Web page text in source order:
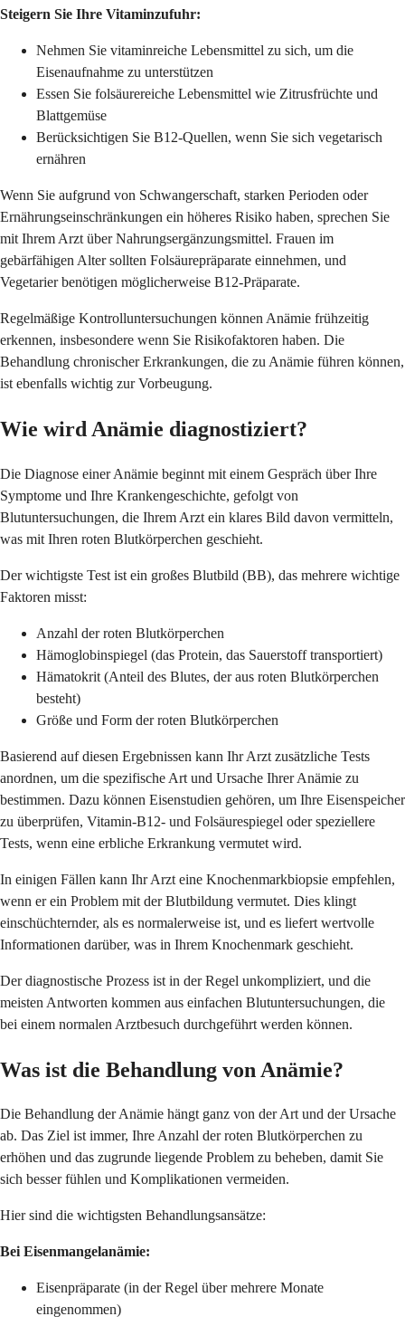
Steigern Sie Ihre Vitaminzufuhr:
Nehmen Sie vitaminreiche Lebensmittel zu sich, um die
Eisenaufnahme zu unterstützen
Essen Sie folsäurereiche Lebensmittel wie Zitrusfrüchte und
Blattgemüse
Berücksichtigen Sie B12-Quellen, wenn Sie sich vegetarisch
ernähren
Wenn Sie aufgrund von Schwangerschaft, starken Perioden oder
Ernährungseinschränkungen ein höheres Risiko haben, sprechen Sie
mit Ihrem Arzt über Nahrungsergänzungsmittel. Frauen im
gebärfähigen Alter sollten Folsäurepräparate einnehmen, und
Vegetarier benötigen möglicherweise B12-Präparate.
Regelmäßige Kontrolluntersuchungen können Anämie frühzeitig
erkennen, insbesondere wenn Sie Risikofaktoren haben. Die
Behandlung chronischer Erkrankungen, die zu Anämie führen können,
ist ebenfalls wichtig zur Vorbeugung.
Wie wird Anämie diagnostiziert?
Die Diagnose einer Anämie beginnt mit einem Gespräch über Ihre
Symptome und Ihre Krankengeschichte, gefolgt von
Blutuntersuchungen, die Ihrem Arzt ein klares Bild davon vermitteln,
was mit Ihren roten Blutkörperchen geschieht.
Der wichtigste Test ist ein großes Blutbild (BB), das mehrere wichtige
Faktoren misst:
Anzahl der roten Blutkörperchen
Hämoglobinspiegel (das Protein, das Sauerstoff transportiert)
Hämatokrit (Anteil des Blutes, der aus roten Blutkörperchen
besteht)
Größe und Form der roten Blutkörperchen
Basierend auf diesen Ergebnissen kann Ihr Arzt zusätzliche Tests
anordnen, um die spezifische Art und Ursache Ihrer Anämie zu
bestimmen. Dazu können Eisenstudien gehören, um Ihre Eisenspeicher
zu überprüfen, Vitamin-B12- und Folsäurespiegel oder speziellere
Tests, wenn eine erbliche Erkrankung vermutet wird.
In einigen Fällen kann Ihr Arzt eine Knochenmarkbiopsie empfehlen,
wenn er ein Problem mit der Blutbildung vermutet. Dies klingt
einschüchternder, als es normalerweise ist, und es liefert wertvolle
Informationen darüber, was in Ihrem Knochenmark geschieht.
Der diagnostische Prozess ist in der Regel unkompliziert, und die
meisten Antworten kommen aus einfachen Blutuntersuchungen, die
bei einem normalen Arztbesuch durchgeführt werden können.
Was ist die Behandlung von Anämie?
Die Behandlung der Anämie hängt ganz von der Art und der Ursache
ab. Das Ziel ist immer, Ihre Anzahl der roten Blutkörperchen zu
erhöhen und das zugrunde liegende Problem zu beheben, damit Sie
sich besser fühlen und Komplikationen vermeiden.
Hier sind die wichtigsten Behandlungsansätze:
Bei Eisenmangelanämie:
Eisenpräparate (in der Regel über mehrere Monate
eingenommen)